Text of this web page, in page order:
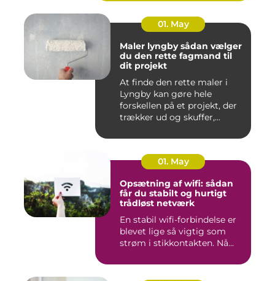
01. May
Maler lyngby sådan vælger
du den rette fagmand til
dit projekt
At finde den rette maler i
Lyngby kan gøre hele
forskellen på et projekt, der
trækker ud og skuffer,...
01. May
Opsætning af wifi: sådan
får du stabilt og hurtigt
trådløst netværk
En stabil wifi-forbindelse er
blevet lige så vigtig som
strøm i stikkontakten. Nå...